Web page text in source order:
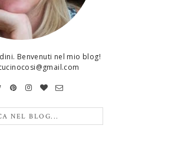
Benvenuti nel mio blog!